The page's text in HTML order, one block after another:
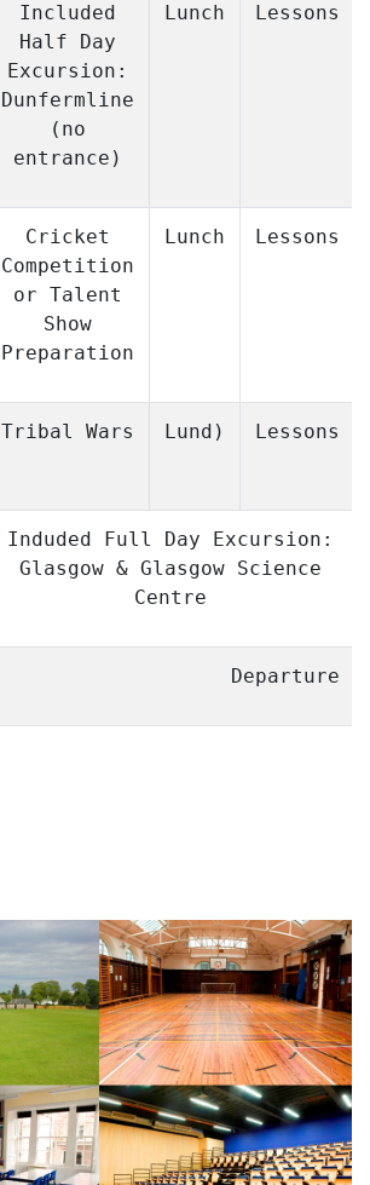
Included
Half Day
Excursion:
Dunfermline
(no
entrance)
Lunch Lessons
Cricket
Competition
or Talent
Show
Preparation
Lunch Lessons
Tribal Wars Lund) Lessons
Induded Full Day Excursion:
Glasgow & Glasgow Science
Centre
Departure